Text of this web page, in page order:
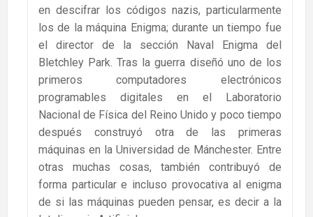
en descifrar los códigos nazis, particularmente
los de la máquina Enigma; durante un tiempo fue
el director de la sección Naval Enigma del
Bletchley Park. Tras la guerra diseñó uno de los
primeros computadores electrónicos
programables digitales en el Laboratorio
Nacional de Física del Reino Unido y poco tiempo
después construyó otra de las primeras
máquinas en la Universidad de Mánchester. Entre
otras muchas cosas, también contribuyó de
forma particular e incluso provocativa al enigma
de si las máquinas pueden pensar, es decir a la